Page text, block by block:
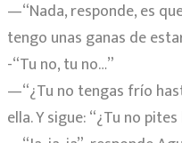
—“Nada, responde, es
tengo unas ganas de
-“Tu no, tu no…”
—“¿Tu no tengas frío
ella. Y sigue: “¿Tu no